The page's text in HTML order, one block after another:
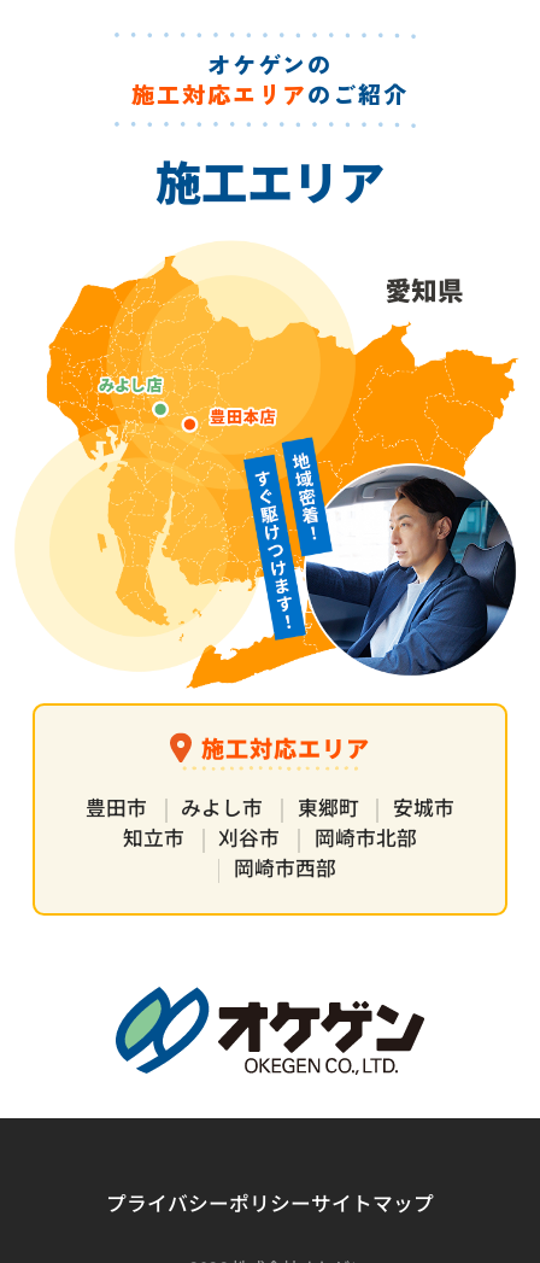
オケゲンの
施工対応エリアのご紹介
施工エリア
施工対応エリア
豊田市 みよし市 東郷町
安城市
知立市
刈谷市
岡崎市北部
岡崎市西部
プライバシーポリシーサイトマップ